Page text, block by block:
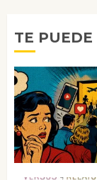
TE PUEDE